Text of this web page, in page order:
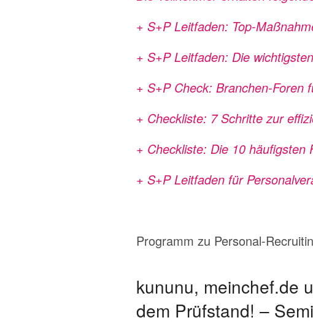
+ S+P Leitfaden: Top-
+ S+P Leitfaden: Die
+ S+P Check: Branchen-Foren
+ Checkliste: 7 Schritte zur
+ Checkliste: Die 10 häufigsten
+ S+P Leitfaden für
Programm zu Personal-
kununu, meinchef.de
dem Prüfstand! –